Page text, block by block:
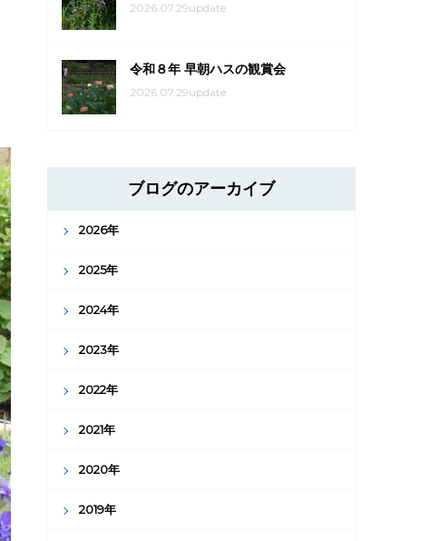
2026.07.29update
令和８年 早朝ハスの観賞会
2026.07.29update
ブログのアーカイブ
2026年
2025年
2024年
2023年
2022年
2021年
2020年
2019年